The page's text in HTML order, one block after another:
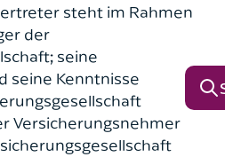
steht im Rahmen
der
seine
seine Kenntnisse
Versicherungsnehmer